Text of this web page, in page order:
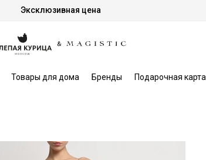
Эксклюзивная цена
Товары для дома Бренды Подарочная карта